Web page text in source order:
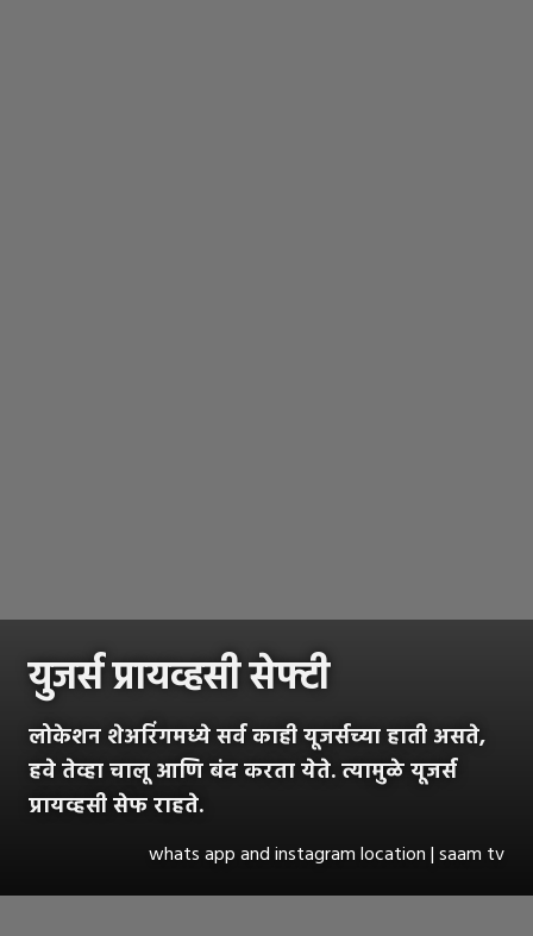
युजर्स प्रायव्हसी सेफ्टी
लोकेशन शेअरिंगमध्ये सर्व काही यूजर्सच्या हाती असते,
हवे तेव्हा चालू आणि बंद करता येते. त्यामुळे यूजर्स
प्रायव्हसी सेफ राहते.
whats app and instagram location | saam tv